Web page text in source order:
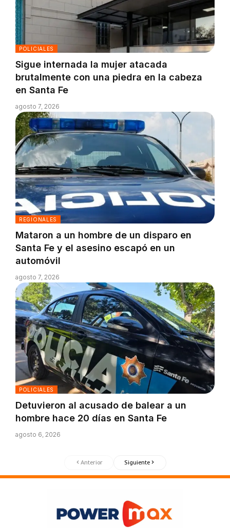
POLICIALES
Sigue internada la mujer atacada
brutalmente con una piedra en la cabeza
en Santa Fe
agosto 7, 2026
REGIONALES
Mataron a un hombre de un disparo en
Santa Fe y el asesino escapó en un
automóvil
agosto 7, 2026
POLICIALES
Detuvieron al acusado de balear a un
hombre hace 20 días en Santa Fe
agosto 6, 2026
Anterior Siguiente